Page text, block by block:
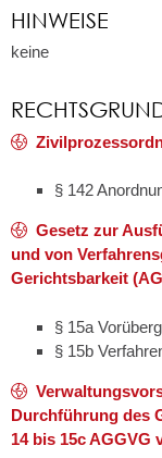
HINWEISE
keine
§ 142
Gesetz zur
und von
Gerichtsbarkeit
§ 15a
§ 15b
Durchführung des
14 bis 15c AGGVG